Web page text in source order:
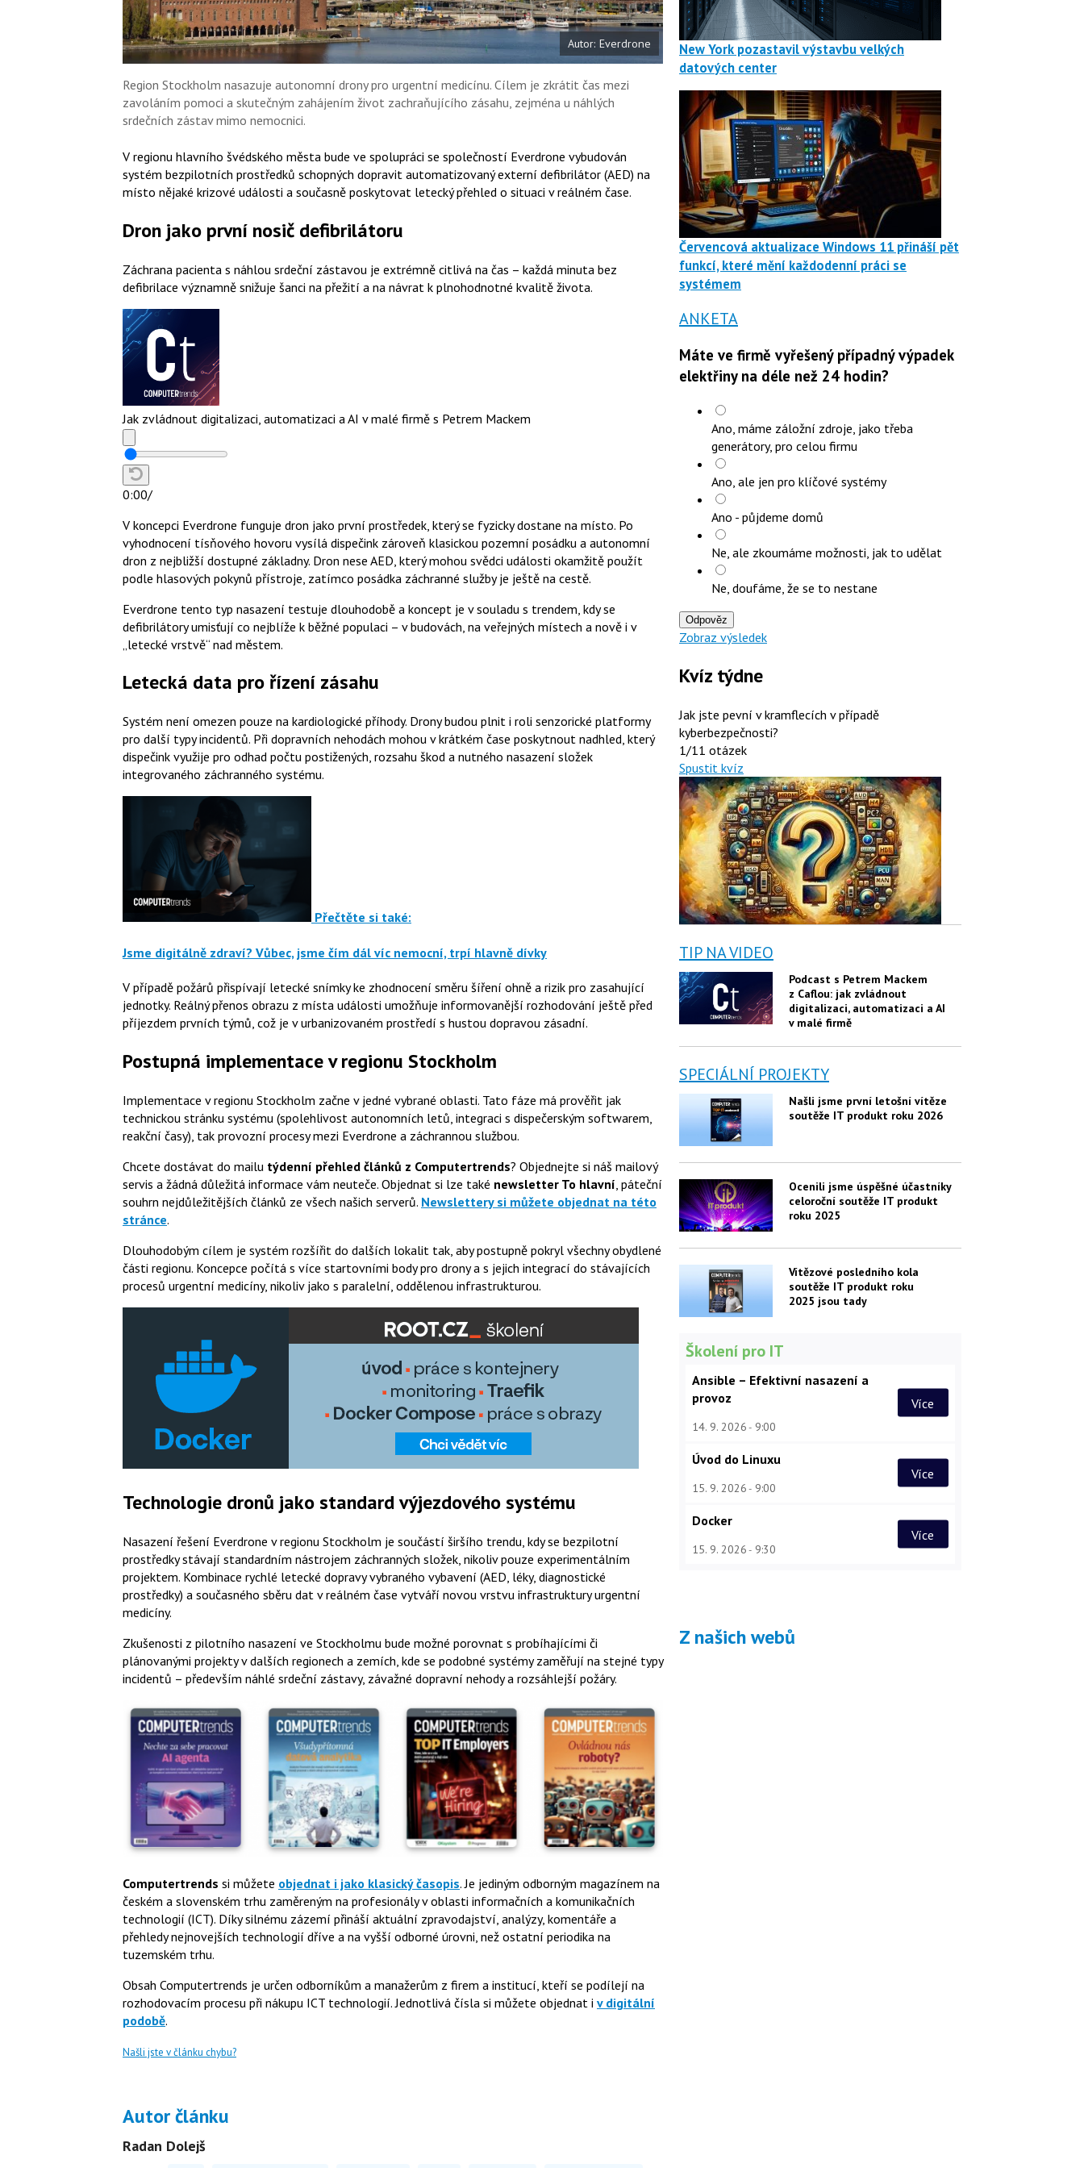
Autor: Everdrone
Region Stockholm nasazuje autonomní drony pro urgentní medicínu. Cílem je zkrátit čas mezi
zavoláním pomoci a skutečným zahájením život zachraňujícího zásahu, zejména u náhlých
srdečních zástav mimo nemocnici.
V regionu hlavního švédského města bude ve spolupráci se společností Everdrone vybudován
systém bezpilotních prostředků schopných dopravit automatizovaný externí defibrilátor (AED) na
místo nějaké krizové události a současně poskytovat letecký přehled o situaci v reálném čase.
Dron jako první nosič defibrilátoru
Záchrana pacienta s náhlou srdeční zástavou je extrémně citlivá na čas – každá minuta bez
defibrilace významně snižuje šanci na přežití a na návrat k plnohodnotné kvalitě života.
Jak zvládnout digitalizaci, automatizaci a AI v malé firmě s Petrem Mackem
0:00/
V koncepci Everdrone funguje dron jako první prostředek, který se fyzicky dostane na místo. Po
vyhodnocení tísňového hovoru vysílá dispečink zároveň klasickou pozemní posádku a autonomní
dron z nejbližší dostupné základny. Dron nese AED, který mohou svědci události okamžitě použít
podle hlasových pokynů přístroje, zatímco posádka záchranné služby je ještě na cestě.
Everdrone tento typ nasazení testuje dlouhodobě a koncept je v souladu s trendem, kdy se
defibrilátory umisťují co nejblíže k běžné populaci – v budovách, na veřejných místech a nově i v
„letecké vrstvě“ nad městem.
Letecká data pro řízení zásahu
Systém není omezen pouze na kardiologické příhody. Drony budou plnit i roli senzorické platformy
pro další typy incidentů. Při dopravních nehodách mohou v krátkém čase poskytnout nadhled, který
dispečink využije pro odhad počtu postižených, rozsahu škod a nutného nasazení složek
integrovaného záchranného systému.
Přečtěte si také:
Jsme digitálně zdraví? Vůbec, jsme čím dál víc nemocní, trpí hlavně dívky
V případě požárů přispívají letecké snímky ke zhodnocení směru šíření ohně a rizik pro zasahující
jednotky. Reálný přenos obrazu z místa události umožňuje informovanější rozhodování ještě před
příjezdem prvních týmů, což je v urbanizovaném prostředí s hustou dopravou zásadní.
Postupná implementace v regionu Stockholm
Implementace v regionu Stockholm začne v jedné vybrané oblasti. Tato fáze má prověřit jak
technickou stránku systému (spolehlivost autonomních letů, integraci s dispečerským softwarem,
reakční časy), tak provozní procesy mezi Everdrone a záchrannou službou.
Chcete dostávat do mailu týdenní přehled článků z Computertrends? Objednejte si náš mailový
servis a žádná důležitá informace vám neuteče. Objednat si lze také newsletter To hlavní , páteční
souhrn nejdůležitějších článků ze všech našich serverů. Newslettery si můžete objednat na této
stránce.
Dlouhodobým cílem je systém rozšířit do dalších lokalit tak, aby postupně pokryl všechny obydlené
části regionu. Koncepce počítá s více startovními body pro drony a s jejich integrací do stávajících
procesů urgentní medicíny, nikoliv jako s paralelní, oddělenou infrastrukturou.
Technologie dronů jako standard výjezdového systému
Nasazení řešení Everdrone v regionu Stockholm je součástí širšího trendu, kdy se bezpilotní
prostředky stávají standardním nástrojem záchranných složek, nikoliv pouze experimentálním
projektem. Kombinace rychlé letecké dopravy vybraného vybavení (AED, léky, diagnostické
prostředky) a současného sběru dat v reálném čase vytváří novou vrstvu infrastruktury urgentní
medicíny.
Zkušenosti z pilotního nasazení ve Stockholmu bude možné porovnat s probíhajícími či
plánovanými projekty v dalších regionech a zemích, kde se podobné systémy zaměřují na stejné typy
incidentů – především náhlé srdeční zástavy, závažné dopravní nehody a rozsáhlejší požáry.
Computertrends si můžete objednat i jako klasický časopis. Je jediným odborným magazínem na
českém a slovenském trhu zaměreným na profesionály v oblasti informačních a komunikačních
technologií (ICT). Díky silnému zázemí přináší aktuální zpravodajství, analýzy, komentáře a
přehledy nejnovejších technologií dříve a na vyšší odborné úrovni, než ostatní periodika na
tuzemském trhu.
Obsah Computertrends je určen odborníkům a manažerům z firem a institucí, kteří se podílejí na
rozhodovacím procesu při nákupu ICT technologií. Jednotlivá čísla si můžete objednat i v digitální
podobě.
Našli jste v článku chybu?
Autor článku
Radan Dolejš
New York pozastavil výstavbu velkých
datových center
Červencová aktualizace Windows 11 přináší pět
funkcí, které mění každodenní práci se
systémem
ANKETA
Máte ve firmě vyřešený případný výpadek
elektřiny na déle než 24 hodin?
Ano, máme záložní zdroje, jako třeba
generátory, pro celou firmu
Ano, ale jen pro klíčové systémy
Ano - půjdeme domů
Ne, ale zkoumáme možnosti, jak to udělat
Ne, doufáme, že se to nestane
Odpověz
Zobraz výsledek
Kvíz týdne
Jak jste pevní v kramflecích v případě
kyberbezpečnosti?
1/11 otázek
Spustit kvíz
TIP NA VIDEO
Podcast s Petrem Mackem
z Caflou: jak zvládnout
digitalizaci, automatizaci a AI
v malé firmě
SPECIÁLNÍ PROJEKTY
Našli jsme první letošní vítěze
soutěže IT produkt roku 2026
Ocenili jsme úspěšné účastníky
celoroční soutěže IT produkt
roku 2025
Vítězové posledního kola
soutěže IT produkt roku
2025 jsou tady
Školení pro IT
Ansible – Efektivní nasazení a
provoz
14. 9. 2026 9:00
Více
Úvod do Linuxu
15. 9. 2026 9:00
Více
Docker
15. 9. 2026 9:30
Více
Z našich webů